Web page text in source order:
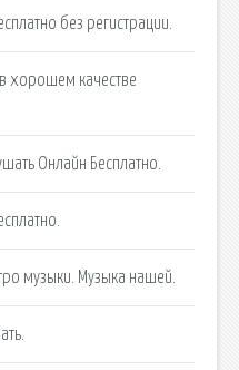
без регистрации.
хорошем качестве
Онлайн Бесплатно.
музыки. Музыка нашей.